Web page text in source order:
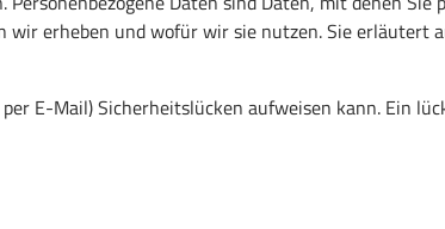
erheben und wofür wir sie nutzen. Sie erläutert
E-Mail) Sicherheitslücken aufweisen kann. Ein